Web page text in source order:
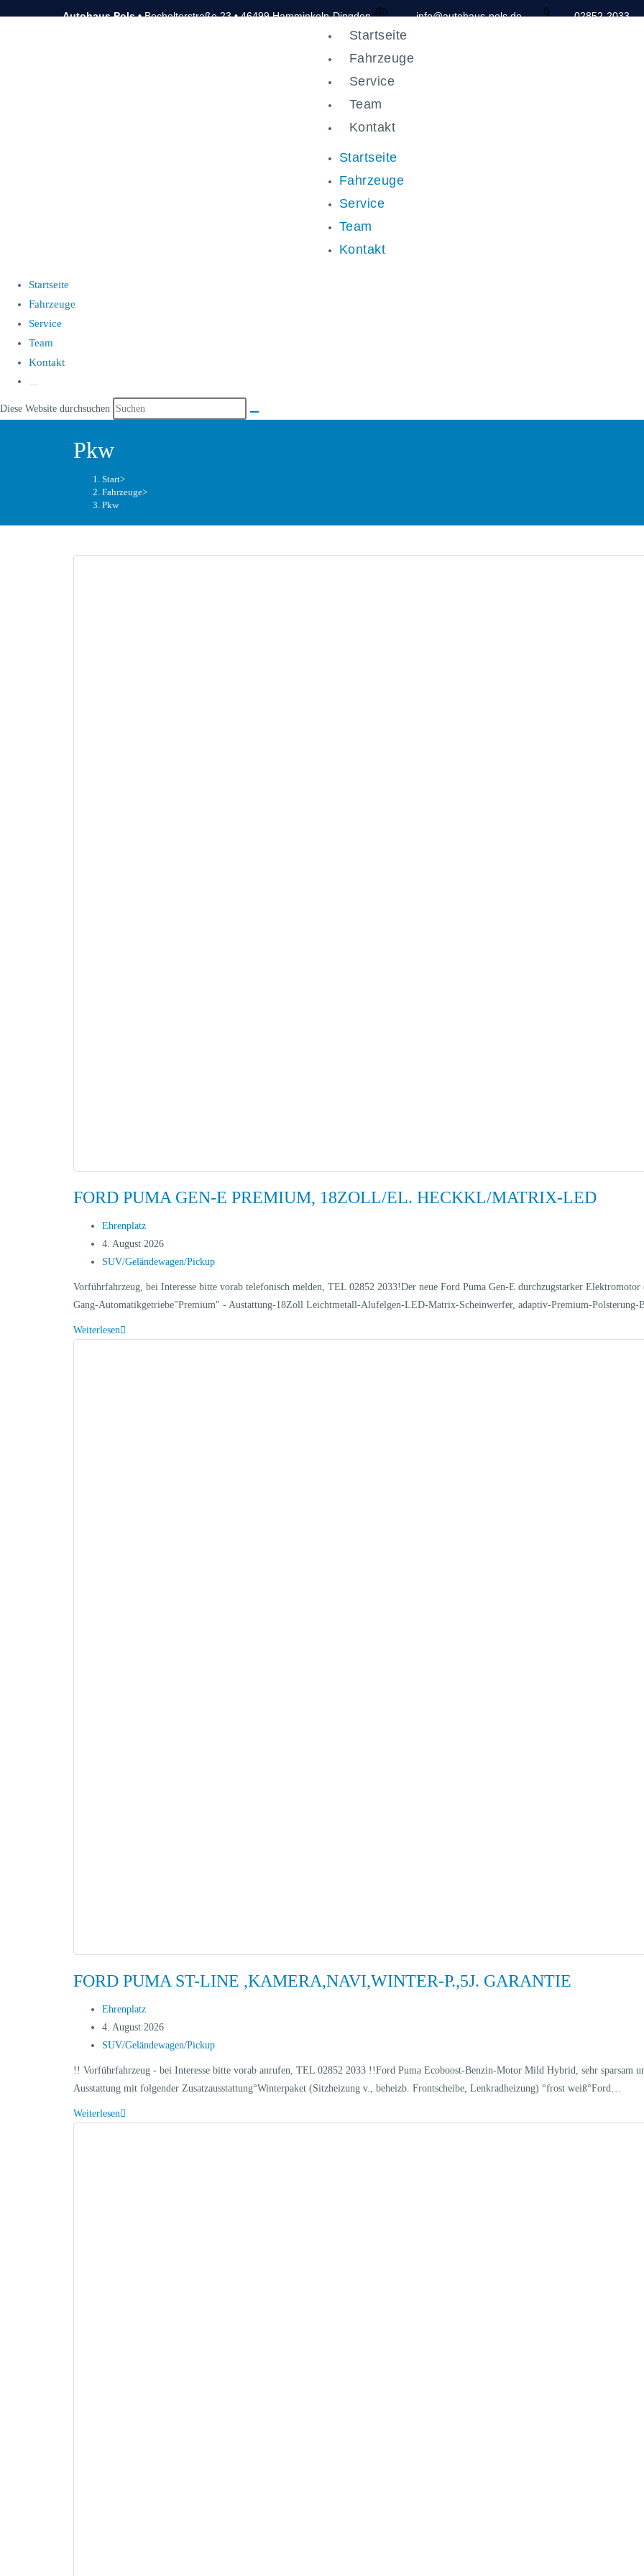
Autohaus Pols •Bocholterstraße 23 • 46499 Hamminkeln-Dingden info@autohaus-pols.de 02852-2033
Startseite
Fahrzeuge
Service
Team
Kontakt
Startseite
Fahrzeuge
Service
Team
Kontakt
Startseite
Fahrzeuge
Service
Team
Kontakt
Diese Website durchsuchen
Pkw
Start>
Fahrzeuge>
Pkw
FORD PUMA GEN-E PREMIUM, 18ZOLL/EL. HECKKL/MATRIX-LED
Ehrenplatz
4. August 2026
SUV/Geländewagen/Pickup
Vorführfahrzeug, bei Interesse bitte vorab telefonisch melden, TEL 02852 2033!Der neue Ford Puma Gen-E durchzugstarker
Gang-Automatikgetriebe"Premium" - Austattung-18Zoll Leichtmetall-Alufelgen-LED-Matrix-Scheinwerfer, adaptiv-Premium-Polsterung-
Weiterlesen
FORD PUMA ST-LINE ,KAMERA,NAVI,WINTER-P.,5J. GARANTIE
Ehrenplatz
4. August 2026
SUV/Geländewagen/Pickup
!! Vorführfahrzeug - bei Interesse bitte vorab anrufen, TEL 02852 2033 !!Ford Puma Ecoboost-Benzin-Motor Mild Hybrid, sehr sparsam
Ausstattung mit folgender Zusatzausstattung°Winterpaket (Sitzheizung v., beheizb. Frontscheibe, Lenkradheizung) °frost weiß°Ford…
Weiterlesen